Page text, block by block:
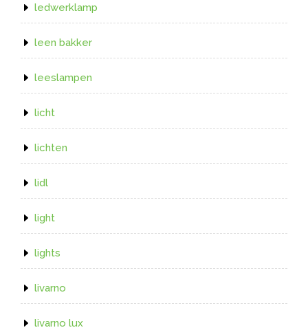
ledwerklamp
leen bakker
leeslampen
licht
lichten
lidl
light
lights
livarno
livarno lux